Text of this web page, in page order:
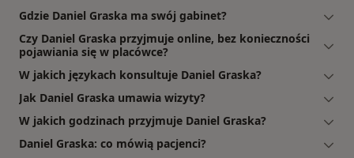
Gdzie Daniel Graska ma swój gabinet?
Czy Daniel Graska przyjmuje online, bez konieczności
pojawiania się w placówce?
W jakich językach konsultuje Daniel Graska?
Jak Daniel Graska umawia wizyty?
W jakich godzinach przyjmuje Daniel Graska?
Daniel Graska: co mówią pacjenci?